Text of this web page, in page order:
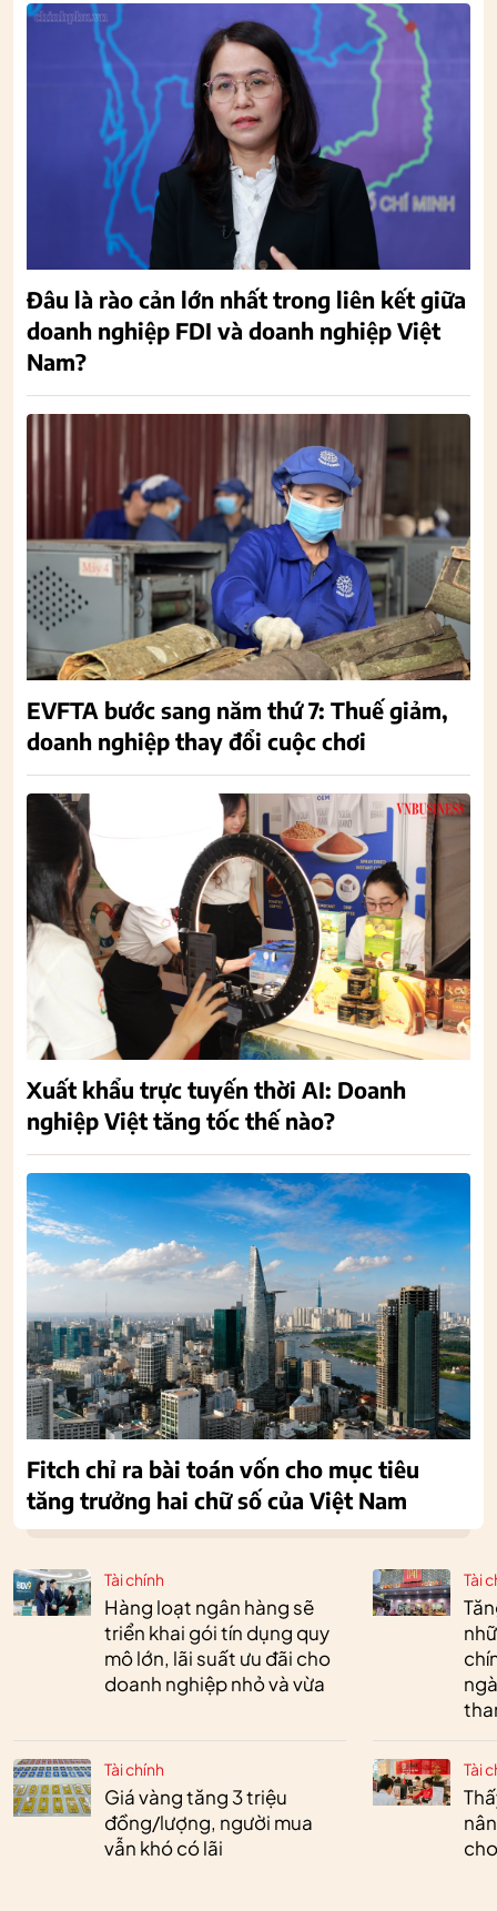
Tài chính
Hàng loạt ngân hàng sẽ
triển khai gói tín dụng quy
mô lớn, lãi suất ưu đãi cho
doanh nghiệp nhỏ và vừa
Tài chính
Giá vàng tăng 3 triệu
đồng/lượng, người mua
vẫn khó có lãi
Tài
Tài
Đâu là rào cản lớn nhất trong liên kết giữa
doanh nghiệp FDI và doanh nghiệp Việt
Nam?
EVFTA bước sang năm thứ 7: Thuế giảm,
doanh nghiệp thay đổi cuộc chơi
Xuất khẩu trực tuyến thời AI: Doanh
nghiệp Việt tăng tốc thế nào?
Fitch chỉ ra bài toán vốn cho mục tiêu
tăng trưởng hai chữ số của Việt Nam